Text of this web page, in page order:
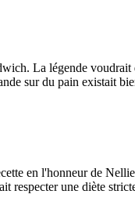
La légende
sur du pain existait
en l'honneur de
respecter une diète